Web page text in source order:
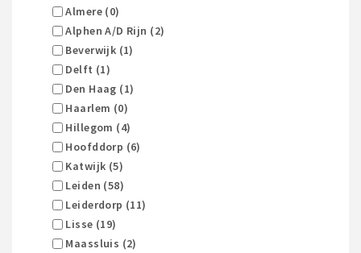
Almere (0)
Alphen A/d Rijn (2)
Beverwijk (1)
Delft (1)
Den Haag (1)
Haarlem (0)
Hillegom (4)
Hoofddorp (6)
Katwijk (5)
Leiden (58)
Leiderdorp (11)
Lisse (19)
Maassluis (2)